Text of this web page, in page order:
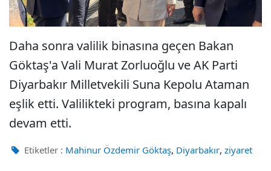
Daha sonra valilik binasına geçen Bakan
Göktaş'a Vali Murat Zorluoğlu ve AK Parti
Diyarbakır Milletvekili Suna Kepolu Ataman
eşlik etti. Valilikteki program, basına kapalı
devam etti.
Etiketler : Mahinur Özdemir Göktaş, Diyarbakır, ziyaret